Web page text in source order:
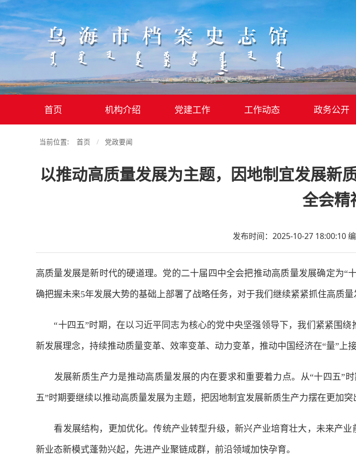
首页 机构介绍 党建工作 工作动态 政务公开
当前位置: 首页 党政要闻
以推动高质量发展为主题，因地制宜发展
全会精
发布时间：2025-10-27 18:00:10
高质量发展是新时代的硬道理。党的二十届四中全会把推动高质量发展确定为“
确把握未来5年发展大势的基础上部署了战略任务，对于我们继续紧紧抓住高质
“十四五”时期，在以习近平同志为核心的党中央坚强领导下，我们紧紧围绕
新发展理念，持续推动质量变革、效率变革、动力变革，推动中国经济在“量”上
发展新质生产力是推动高质量发展的内在要求和重要着力点。从“十四五”
五”时期要继续以推动高质量发展为主题，把因地制宜发展新质生产力摆在更加突
看发展结构，更加优化。传统产业转型升级，新兴产业培育壮大，未来产业
新业态新模式蓬勃兴起，先进产业聚链成群，前沿领域加快孕育。